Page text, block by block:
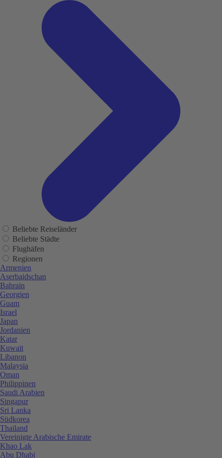
Beliebte Reiseländer
Beliebte Städte
Flughäfen
Regionen
Armenien
Aserbaidschan
Bahrain
Georgien
Guam
Israel
Japan
Jordanien
Katar
Kuwait
Libanon
Malaysia
Oman
Philippinen
Saudi Arabien
Singapur
Sri Lanka
Südkorea
Thailand
Vereinigte Arabische Emirate
Khao Lak
Abu Dhabi